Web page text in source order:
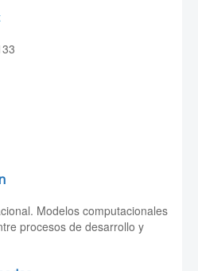
Modelos computacionales
procesos de desarrollo y